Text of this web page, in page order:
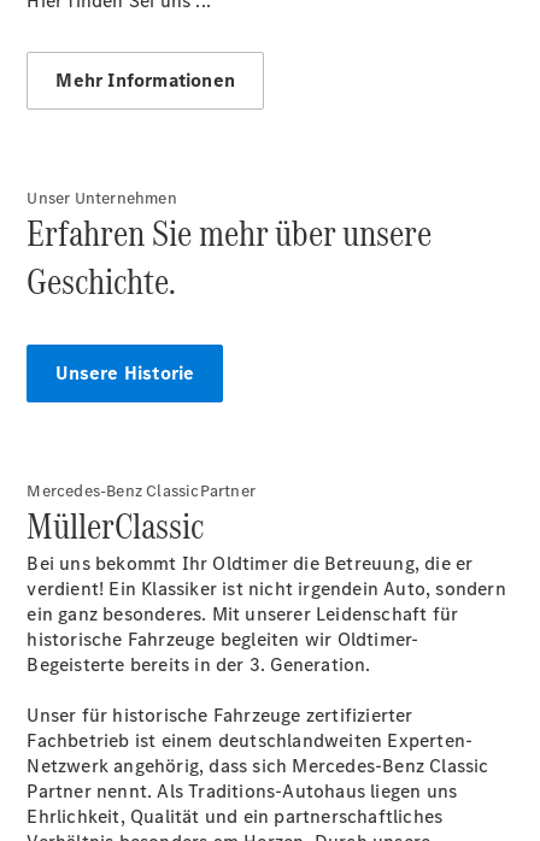
CLASSIC
Colloquium
Colloquium
Circum
COLLOQUIUM
Oldtimer -
Übersicht
Wiederinbetriebnahme
Restaurierung
& Karosserie
Reparatur &
Service
Betreuung
für
Oldtimer -
Übersicht
Fuhrparkbetreuung
Mehr Informationen
Unser Unternehmen
Erfahren Sie mehr über unsere
Geschichte.
Unsere Historie
Mercedes-Benz ClassicPartner
MüllerClassic
Bei uns bekommt Ihr Oldtimer die Betreuung, die er
verdient! Ein Klassiker ist nicht irgendein Auto, sondern
ein ganz besonderes. Mit unserer Leidenschaft für
historische Fahrzeuge begleiten wir Oldtimer-
Begeisterte bereits in der 3. Generation.
Unser für historische Fahrzeuge zertifizierter
Fachbetrieb ist einem deutschlandweiten Experten-
Netzwerk angehörig, dass sich Mercedes-Benz Classic
Partner nennt. Als Traditions-Autohaus liegen uns
Ehrlichkeit, Qualität und ein partnerschaftliches